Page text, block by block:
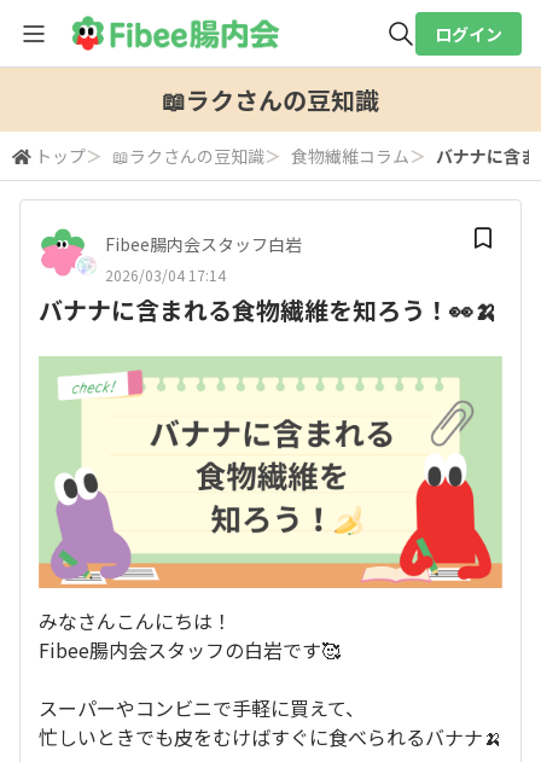
検索
ログイン
📖ラクさんの豆知識
トップ＞ 📖ラクさんの豆知識＞ 食物繊維コラム＞ バナナに含
Fibee腸内会スタッフ白岩
2026/03/04 17:14
バナナに含まれる食物繊維を知ろう！👀🍌
みなさんこんにちは！
Fibee腸内会スタッフの白岩です🥰
スーパーやコンビニで手軽に買えて、
忙しいときでも皮をむけばすぐに食べられるバナナ🍌